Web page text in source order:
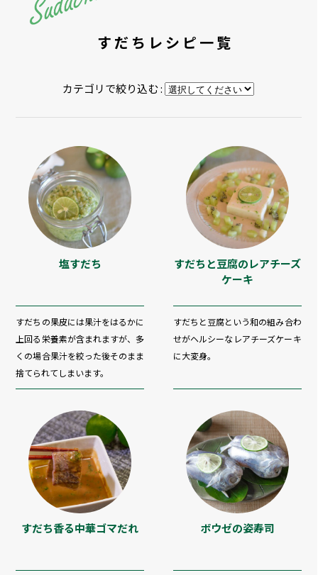
すだちレシピ一覧
カテゴリで絞り込む :
塩すだち
すだちの果皮には果汁をはるかに
上回る栄養素が含まれますが、多
くの場合果汁を絞った後そのまま
捨てられてしまいます。
すだちと豆腐のレアチーズ
ケーキ
すだちと豆腐という和の組み合わ
せがヘルシーなレアチーズケーキ
に大変身。
すだち香る中華ゴマだれ ボウゼの姿寿司